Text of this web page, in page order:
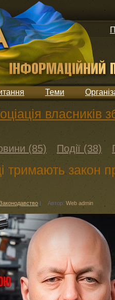
Теми
власників
(85) Події (38)
тримають закон
| Автор: Web admin